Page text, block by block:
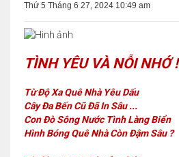
Thứ 5 Tháng 6 27, 2024 10:49 am
TÌNH YÊU VÀ NỖI NHỚ !
Từ Độ Xa Quê Nhà Yêu Dấu
Cây Đa Bến Cũ Đã In Sâu ...
Con Đò Sông Nước Tình Làng Biển
Hình Bóng Quê Nhà Còn Đậm Sâu ?